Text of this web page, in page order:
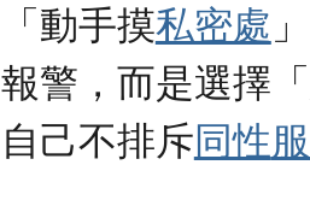
「動手摸私密處
報警，而是選擇
自己不排斥同性